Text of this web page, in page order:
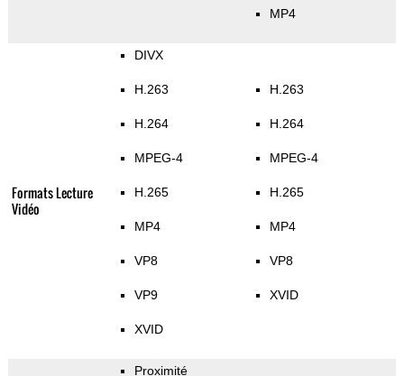
MP4
Formats Lecture
Vidéo
DIVX
H.263
H.264
MPEG-4
H.265
MP4
VP8
VP9
XVID
H.263
H.264
MPEG-4
H.265
MP4
VP8
XVID
Proximité